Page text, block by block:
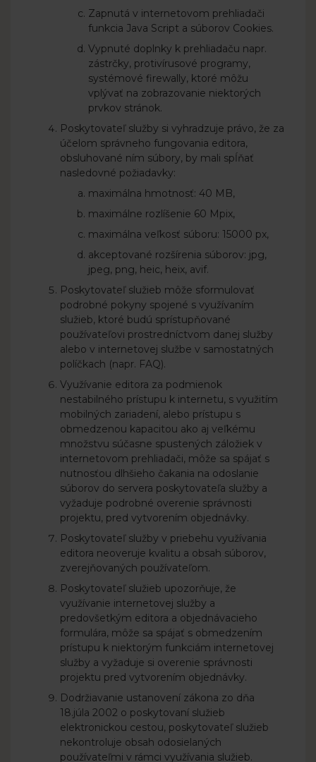
Zapnutá v internetovom prehliadači
funkcia Java Script a súborov Cookies.
Vypnuté doplnky k prehliadaču napr.
zástrčky, protivírusové programy,
systémové firewally, ktoré môžu
vplývať na zobrazovanie niektorých
prvkov stránok.
Poskytovateľ služby si vyhradzuje právo, že za
účelom správneho fungovania editora,
obsluhované ním súbory, by mali spĺňať
nasledovné požiadavky:
maximálna hmotnosť: 40 MB,
maximálne rozlíšenie 60 Mpix,
maximálna veľkosť súboru: 15000 px,
akceptované rozšírenia súborov: jpg,
jpeg, png, heic, heix, avif.
Poskytovateľ služieb môže sformulovať
podrobné pokyny spojené s využívaním
služieb, ktoré budú sprístupňované
používateľovi prostredníctvom danej služby
alebo v internetovej službe v samostatných
políčkach (napr. FAQ).
Využívanie editora za podmienok
nestabilného prístupu k internetu, s využitím
mobilných zariadení, alebo prístupu s
obmedzenou kapacitou ako aj veľkému
množstvu súčasne spustených záložiek v
internetovom prehliadači, môže sa spájať s
nutnosťou dlhšieho čakania na odoslanie
súborov do servera poskytovateľa služby a
vyžaduje podrobné overenie správnosti
projektu, pred vytvorením objednávky.
Poskytovateľ služby v priebehu využívania
editora neoveruje kvalitu a obsah súborov,
zverejňovaných používateľom.
Poskytovateľ služieb upozorňuje, že
využívanie internetovej služby a
predovšetkým editora a objednávacieho
formulára, môže sa spájať s obmedzením
prístupu k niektorým funkciám internetovej
služby a vyžaduje si overenie správnosti
projektu pred vytvorením objednávky.
Dodržiavanie ustanovení zákona zo dňa
18.júla 2002 o poskytovaní služieb
elektronickou cestou, poskytovateľ služieb
nekontroluje obsah odosielaných
používateľmi v rámci využívania služieb.